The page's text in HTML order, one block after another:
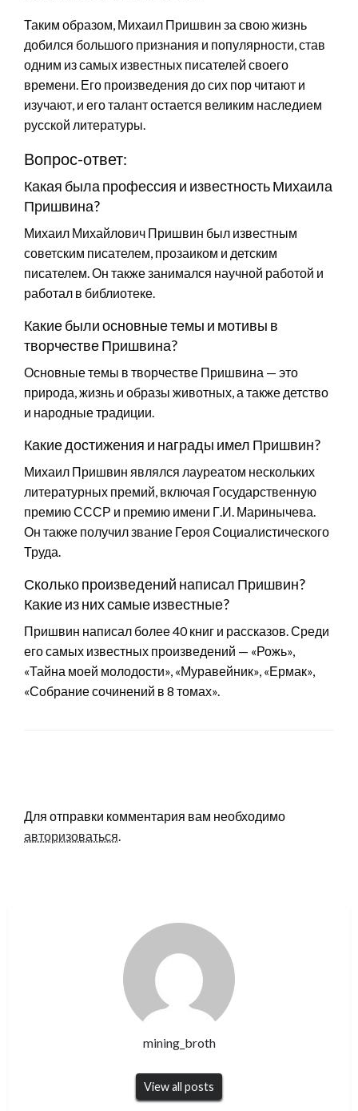
Таким образом, Михаил Пришвин за свою жизнь
добился большого признания и популярности, став
одним из самых известных писателей своего
времени. Его произведения до сих пор читают и
изучают, и его талант остается великим наследием
русской литературы.
Вопрос-ответ:
Какая была профессия и известность Михаила
Пришвина?
Михаил Михайлович Пришвин был известным
советским писателем, прозаиком и детским
писателем. Он также занимался научной работой и
работал в библиотеке.
Какие были основные темы и мотивы в
творчестве Пришвина?
Основные темы в творчестве Пришвина — это
природа, жизнь и образы животных, а также детство
и народные традиции.
Какие достижения и награды имел Пришвин?
Михаил Пришвин являлся лауреатом нескольких
литературных премий, включая Государственную
премию СССР и премию имени Г.И. Маринычева.
Он также получил звание Героя Социалистического
Труда.
Сколько произведений написал Пришвин?
Какие из них самые известные?
Пришвин написал более 40 книг и рассказов. Среди
его самых известных произведений — «Рожь»,
«Тайна моей молодости», «Муравейник», «Ермак»,
«Собрание сочинений в 8 томах».
Для отправки комментария вам необходимо
авторизоваться.
mining_broth
View all posts